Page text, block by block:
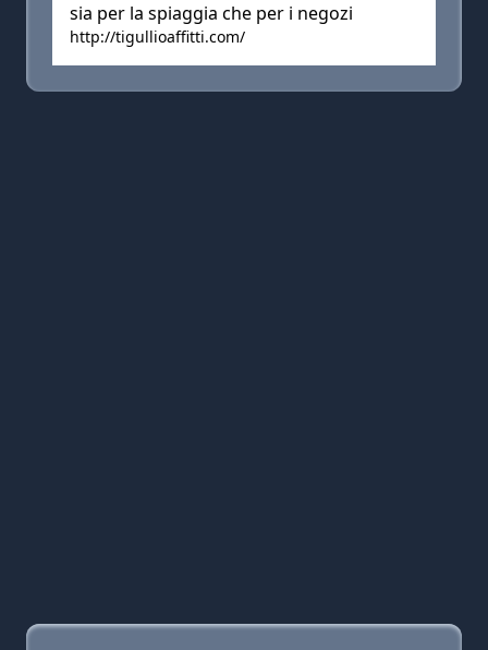
sia per la spiaggia che per i negozi
http://tigullioaffitti.com/